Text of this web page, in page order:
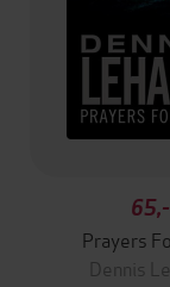
65,-
Prayers
Dennis